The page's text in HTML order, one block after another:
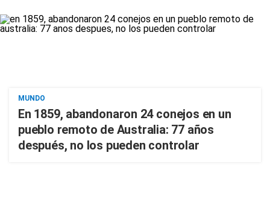
MUNDO
En 1859, abandonaron 24 conejos en un
pueblo remoto de Australia: 77 años
después, no los pueden controlar